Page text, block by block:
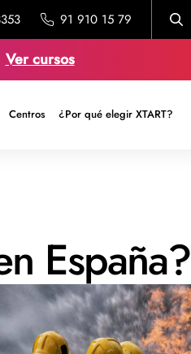
91 910 15 79
Centros ¿Por qué elegir XTART?
España?
Ver cursos